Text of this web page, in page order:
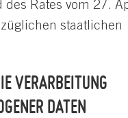
des Rates vom 27.
staatlichen
VERARBEITUNG
DATEN